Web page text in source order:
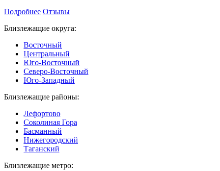
Подробнее Отзывы
Близлежащие округа:
Восточный
Центральный
Юго-Восточный
Северо-Восточный
Юго-Западный
Близлежащие районы:
Лефортово
Соколиная Гора
Басманный
Нижегородский
Таганский
Близлежащие метро: